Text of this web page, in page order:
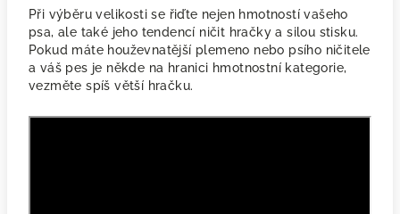
Při výběru velikosti se řiďte nejen hmotností vašeho
psa, ale také jeho tendencí ničit hračky a silou stisku.
Pokud máte houževnatější plemeno nebo psího ničitele
a váš pes je někde na hranici hmotnostní kategorie,
vezměte spíš větší hračku.